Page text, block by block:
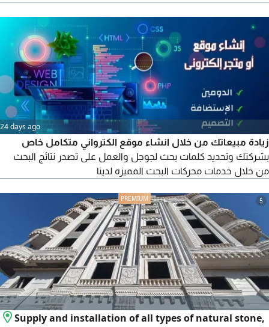
24 days ago
زيادة مبيعاتك من خلال انشاء موقع الكترواني متكامل خاص
بشركتك وتحديد كلمات بحث لجوجل والعمل على تصدر نتائج البحث
من خلال خدمات محركات البحث المميزه لدينا
5
Supply and installation of all types of natural stone,